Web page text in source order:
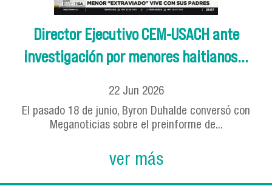
Director Ejecutivo CEM-USACH ante
investigación por menores haitianos...
22 Jun 2026
El pasado 18 de junio, Byron Duhalde conversó con
Meganoticias sobre el preinforme de...
ver más